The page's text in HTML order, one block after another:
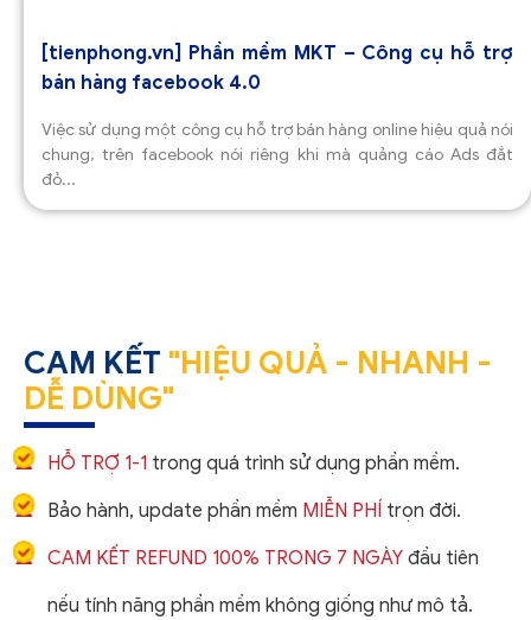
[tienphong.vn] Phần mềm MKT – Công cụ hỗ trợ
bán hàng facebook 4.0
Việc sử dụng một công cụ hỗ trợ bán hàng online hiệu quả nói
chung, trên facebook nói riêng khi mà quảng cáo Ads đắt
đỏ...
CAM KẾT "HIỆU QUẢ - NHANH -
DỄ DÙNG"
HỖ TRỢ 1-1 trong quá trình sử dụng phần mềm.
Bảo hành, update phần mềm MIỄN PHÍ trọn đời.
CAM KẾT REFUND 100% TRONG 7 NGÀY đầu tiên
nếu tính năng phần mềm không giống như mô tả.